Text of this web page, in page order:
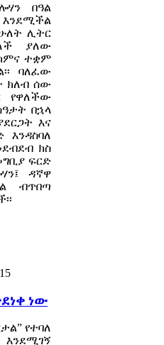
በዓል
ሁለት ሊትር
ያለው
ተቋም
ባለፈው
ክለብ ሰው
የዋለችው
በኋላ
እና
ክስ
ፍርድ
ዳኛዋ
ብጥበጣ
ነው
የተባለ